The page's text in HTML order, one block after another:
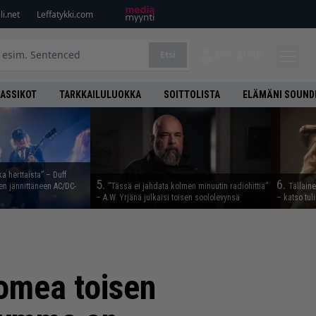
Leffatykki.com
TARKKAILULUOKKA SOITTOLISTA ELÄMÄNI
herttaista” – Duff
jännittäneen AC/DC-
5. ”Tässä ei jahdata kolmen minuutin radiohittiä”
– A.W. Yrjänä julkaisi toisen soololevynsä
6.
– katso
toisen